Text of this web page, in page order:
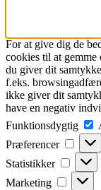
For at give dig de
cookies til at
du giver dit
f.eks.
ikke giver dit
have en negativ
Funktionsdygtig
Præferencer
Statistikker
Marketing